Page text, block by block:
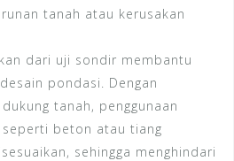
tanah atau kerusakan
dari uji sondir membantu
pondasi. Dengan
tanah, penggunaan
beton atau tiang
sehingga menghindari